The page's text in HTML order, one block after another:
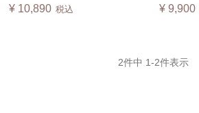
¥ 10,890 税込 ¥ 9,900
2件中 1-2件表示